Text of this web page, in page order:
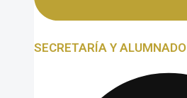
SECRETARÍA Y ALUMNADO